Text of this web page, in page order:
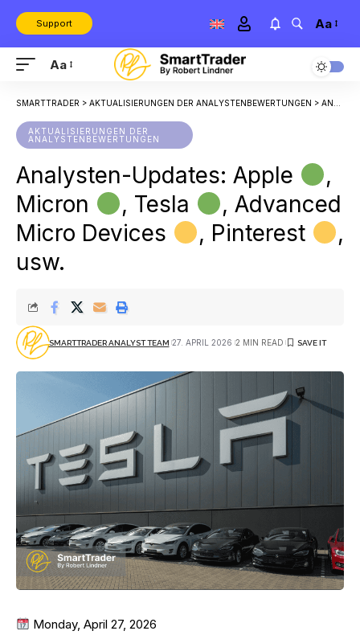
Support Aa
Aa
SMARTTRADER > AKTUALISIERUNGEN DER ANALYSTENBEWERTUNGEN > ANALYSTEN-UPDATES: APPLE
AKTUALISIERUNGEN DER
ANALYSTENBEWERTUNGEN
Analysten-Updates: Apple
,
Micron
, Tesla
, Advanced
Micro Devices
, Pinterest
,
usw.
SMARTTRADER ANALYST TEAM 27. APRIL 2026 2 MIN READ
Monday, April 27, 2026